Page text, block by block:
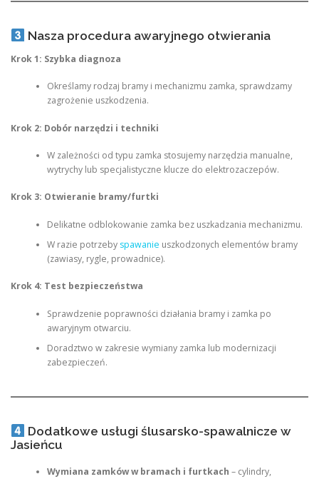
Nasza procedura awaryjnego otwierania
Krok 1: Szybka diagnoza
Określamy rodzaj bramy i mechanizmu zamka, sprawdzamy
zagrożenie uszkodzenia.
Krok 2: Dobór narzędzi i techniki
W zależności od typu zamka stosujemy narzędzia manualne,
wytrychy lub specjalistyczne klucze do elektrozaczepów.
Krok 3: Otwieranie bramy/furtki
Delikatne odblokowanie zamka bez uszkadzania mechanizmu.
W razie potrzeby spawanie uszkodzonych elementów bramy
(zawiasy, rygle, prowadnice).
Krok 4: Test bezpieczeństwa
Sprawdzenie poprawności działania bramy i zamka po
awaryjnym otwarciu.
Doradztwo w zakresie wymiany zamka lub modernizacji
zabezpieczeń.
Dodatkowe usługi ślusarsko-spawalnicze w
Jasieńcu
Wymiana zamków w bramach i furtkach – cylindry,